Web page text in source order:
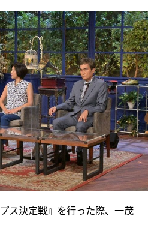
ス決定戦』を行った際、一茂